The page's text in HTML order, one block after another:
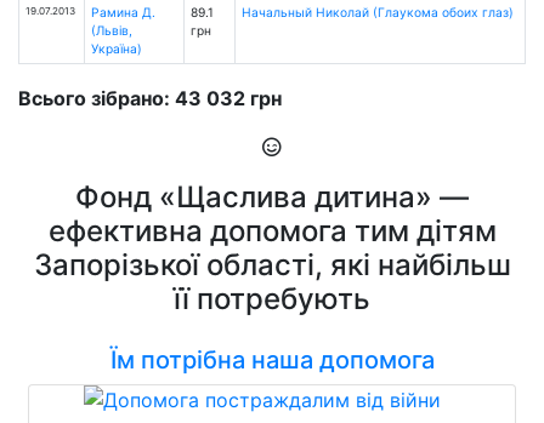
19.07.2013
Рамина Д.
(Львів,
Україна)
89.1
грн
Начальный Николай (Глаукома обоих глаз)
Всього зібрано: 43 032 грн
Фонд «Щаслива дитина» —
ефективна допомога тим дітям
Запорізької області, які найбільш
її потребують
Їм потрібна наша допомога